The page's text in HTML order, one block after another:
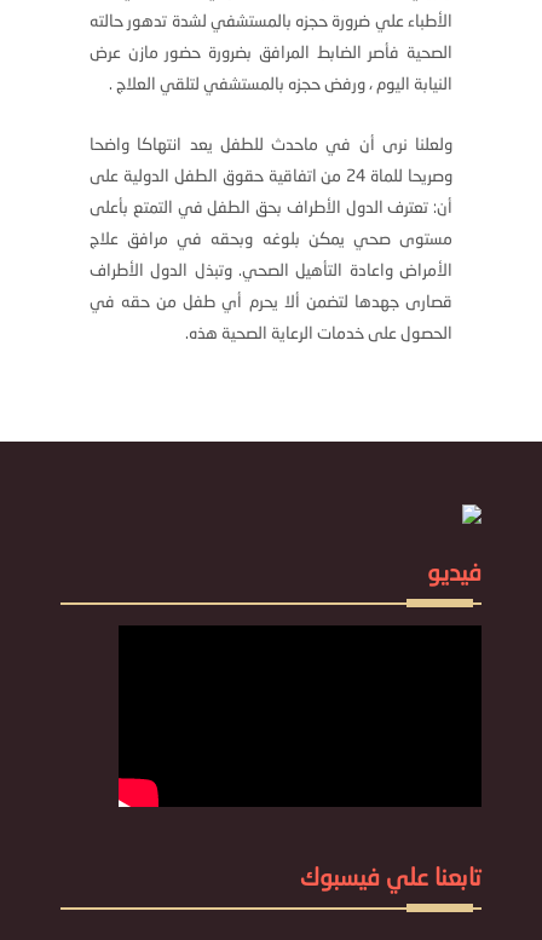
الأطباء علي ضرورة حجزه بالمستشفي لشدة تدهور حالته
الصحية فأصر الضابط المرافق بضرورة حضور مازن عرض
النيابة اليوم ، ورفض حجزه بالمستشفي لتلقي العلاج .
ولعلنا نرى أن في ماحدث للطفل يعد انتهاكا واضحا
وصريحا للماة 24 من اتفاقية حقوق الطفل الدولية على
أن: تعترف الدول الأطراف بحق الطفل في التمتع بأعلى
مستوى صحي يمكن بلوغه وبحقه في مرافق علاج
الأمراض واعادة التأهيل الصحي. وتبذل الدول الأطراف
قصارى جهدها لتضمن ألا يحرم أي طفل من حقه في
الحصول على خدمات الرعاية الصحية هذه.
فيديو
تابعنا علي فيسبوك